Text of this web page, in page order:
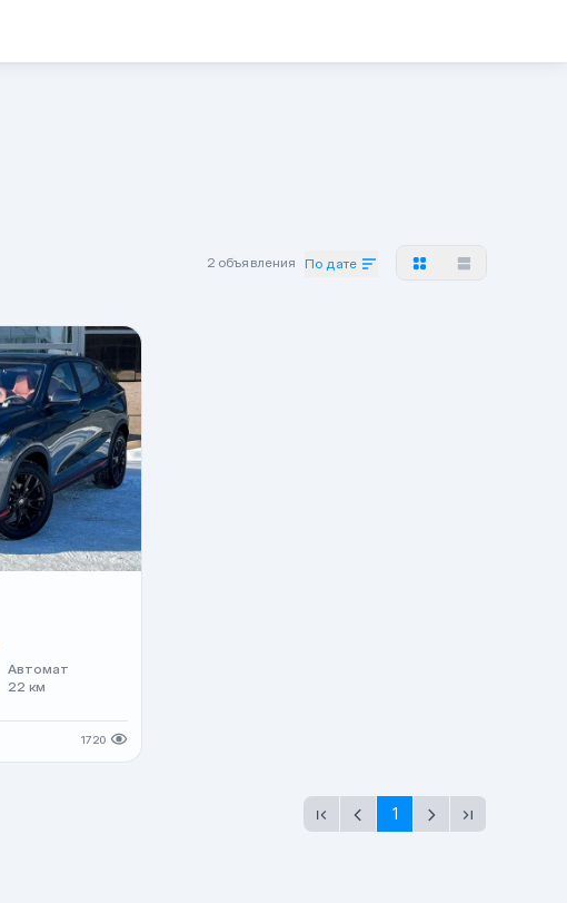
2 объявления По дате
Автомат
22 км
1720
1